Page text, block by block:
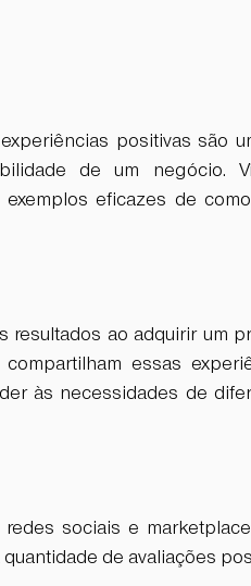
positivas são
de um negócio.
eficazes de
resultados ao adquirir um
essas
às necessidades de
sociais e
de avaliações